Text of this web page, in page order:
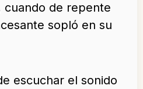
cuando de repente
sopló en su
escuchar el sonido